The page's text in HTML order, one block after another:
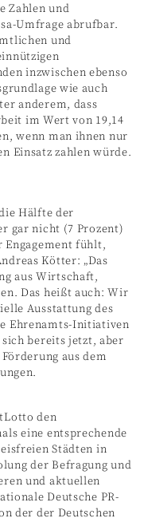
Zahlen und
Umfrage abrufbar.
und
inzwischen ebenso
wie auch
anderem, dass
im Wert von 19,14
wenn man ihnen nur
Einsatz zahlen würde.
Hälfte der
gar nicht (7 Prozent)
fühlt,
Kötter: „Das
aus Wirtschaft,
Das heißt auch: Wir
Ausstattung des
Ehrenamts-Initiativen
bereits jetzt, aber
aus dem
den
eine entsprechende
Städten in
der Befragung und
und aktuellen
Deutsche PR-
der der Deutschen